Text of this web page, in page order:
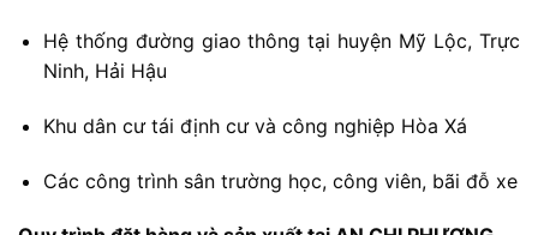
Hệ thống đường giaothôngtại huyện Mỹ Lộc,Trực
Ninh, Hải Hậu
Khu dân cư tái định cư và công nghiệp Hòa Xá
Các công trình sân trường học, công viên, bãi đỗ xe